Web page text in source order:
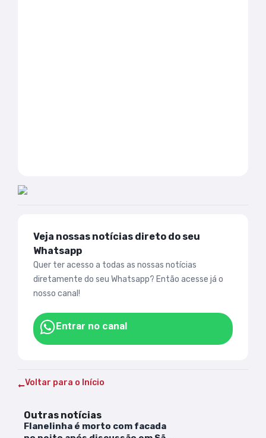
Veja nossas notícias direto do seu
Whatsapp
Quer ter acesso a todas as nossas notícias
diretamente do seu Whatsapp? Então acesse já o
nosso canal!
Entrar no canal
Voltar para o Início
Outras notícias
Flanelinha é morto com facada